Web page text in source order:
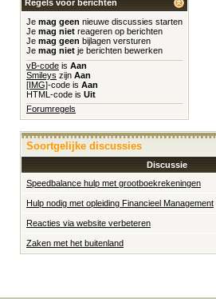
Regels voor berichten
Je mag geen nieuwe discussies starten
Je mag niet reageren op berichten
Je mag geen bijlagen versturen
Je mag niet je berichten bewerken
vB-code is Aan
Smileys zijn Aan
[IMG]-code is Aan
HTML-code is Uit
Forumregels
Soortgelijke discussies
Discussie
Speedbalance hulp met grootboekrekeningen
Hulp nodig met opleiding Financieel Management
Reacties via website verbeteren
Zaken met het buitenland